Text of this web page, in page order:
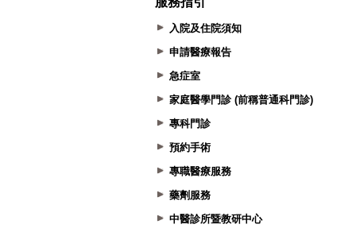
入院及住院須知
申請醫療報告
急症室
家庭醫學門診 (前稱普通科門診)
專科門診
預約手術
專職醫療服務
藥劑服務
中醫診所暨教研中心